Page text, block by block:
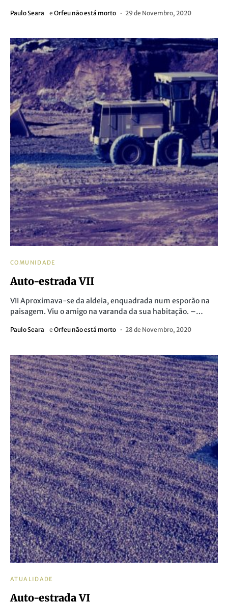
Paulo Seara e Orfeu não está morto 29 de Novembro, 2020
COMUNIDADE
Auto-estrada VII
VII Aproximava-se da aldeia, enquadrada num esporão na
paisagem. Viu o amigo na varanda da sua habitação. –…
Paulo Seara e Orfeu não está morto 28 de Novembro, 2020
ATUALIDADE
Auto-estrada VI